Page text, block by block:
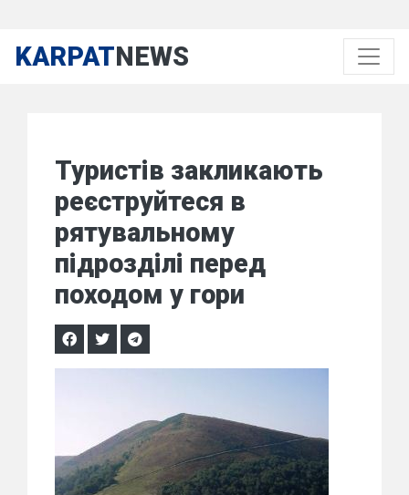
KARPATNEWS
Туристів закликають
реєструйтеся в
рятувальному
підрозділі перед
походом у гори